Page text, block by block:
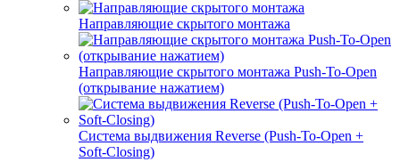
Направляющие скрытого монтажа
Направляющие скрытого монтажа Push-To-Open
(открывание нажатием)
Система выдвижения Reverse (Push-To-Open +
Soft-Closing)